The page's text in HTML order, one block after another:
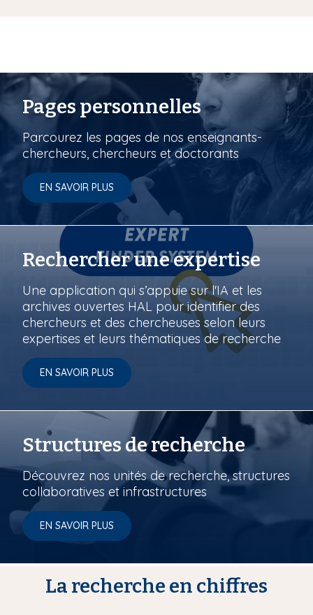
Pages personnelles
Parcourez les pages de nos enseignants-
chercheurs, chercheurs et doctorants
EN SAVOIR PLUS
Rechercher une expertise
Une application qui s’appuie sur l'IA et les
archives ouvertes HAL pour identifier des
chercheurs et des chercheuses selon leurs
expertises et leurs thématiques de recherche
EN SAVOIR PLUS
Structures de recherche
Découvrez nos unités de recherche, structures
collaboratives et infrastructures
EN SAVOIR PLUS
La recherche en chiffres